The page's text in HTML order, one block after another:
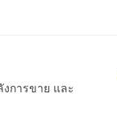
การขาย และ